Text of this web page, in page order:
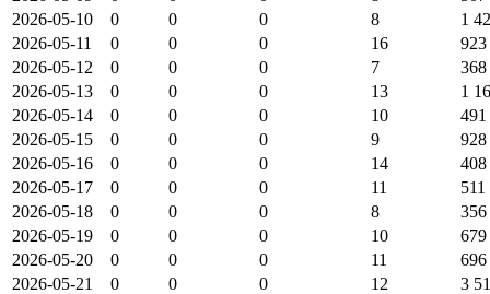
2026-05-10
0 0 0 8
1
2026-05-11
0 0 0 16
923
2026-05-12
0 0 0 7
368
2026-05-13
0 0 0 13
1
2026-05-14
0 0 0 10
491
2026-05-15
0 0 0 9
928
2026-05-16
0 0 0 14
408
2026-05-17
0 0 0 11
511
2026-05-18
0 0 0 8
356
2026-05-19
0 0 0 10
679
2026-05-20
0 0 0 11
696
2026-05-21
0 0 0 12
3